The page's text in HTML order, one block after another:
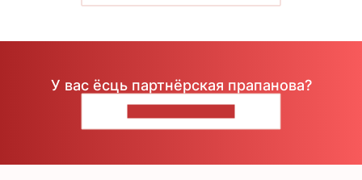
У вас ёсць партнёрская прапанова?